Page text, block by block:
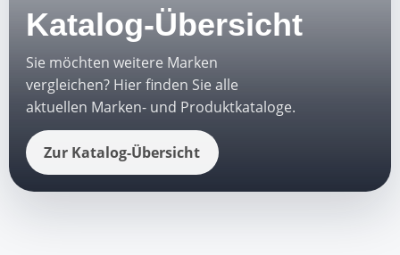
Katalog-Übersicht
Sie möchten weitere Marken
vergleichen? Hier finden Sie alle
aktuellen Marken- und Produktkataloge.
Zur Katalog-Übersicht